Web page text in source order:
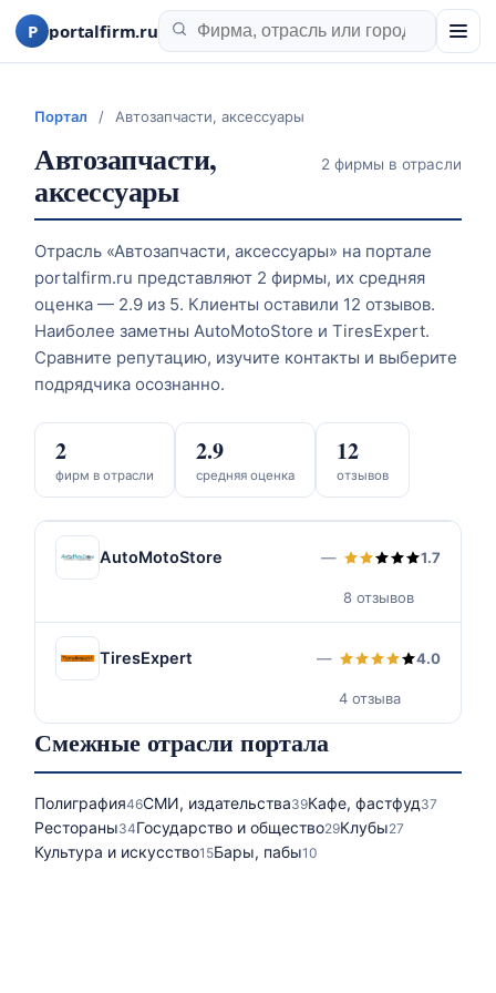
P portalfirm.ru
Портал / Автозапчасти, аксессуары
Автозапчасти,
аксессуары
2 фирмы в отрасли
Отрасль «Автозапчасти, аксессуары» на портале
portalfirm.ru представляют 2 фирмы, их средняя
оценка — 2.9 из 5. Клиенты оставили 12 отзывов.
Наиболее заметны AutoMotoStore и TiresExpert.
Сравните репутацию, изучите контакты и выберите
подрядчика осознанно.
фирм в отрасли
2
средняя оценка
2.9
отзывов
12
AutoMotoStore — 1.7
8 отзывов
TiresExpert — 4.0
4 отзыва
Смежные отрасли портала
Полиграфия46СМИ, издательства39Кафе, фастфуд37
Рестораны34Государство и общество29Клубы27
Культура и искусство15Бары, пабы10